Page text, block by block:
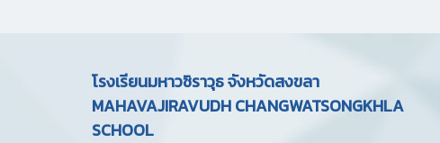
โรงเรียนมหาวชิราวุธ จังหวัดสงขลา
MAHAVAJIRAVUDH CHANGWATSONGKHLA
SCHOOL